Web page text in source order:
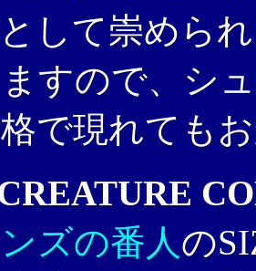
して崇めら
すので、シ
で現れても
ズの番人の